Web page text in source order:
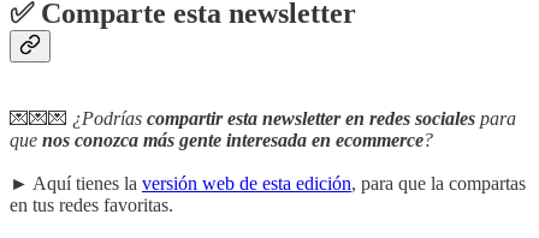
✅ Comparte esta newsletter
💌💌💌 ¿Podrías compartir esta newsletter en redes sociales para
que nos conozca más gente interesada en ecommerce?
► Aquí tienes la versión web de esta edición, para que la compartas
en tus redes favoritas.